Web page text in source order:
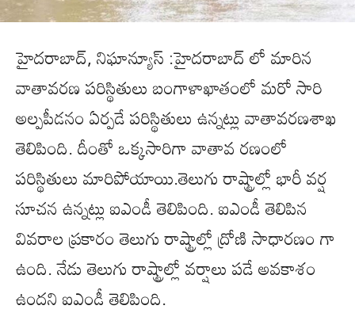
హైదరాబాద్, నిఘాన్యూస్ :హైదరాబాద్ లో మారిన
వాతావరణ పరిస్థితులు బంగాళాఖాతంలో మరో సారి
అల్పపీడనం ఏర్పడే పరిస్థితులు ఉన్నట్లు వాతావరణశాఖ
తెలిపింది. దీంతో ఒక్కసారిగా వాతావ రణంలో
పరిస్థితులు మారిపోయాయి.తెలుగు రాష్ట్రాల్లో భారీ వర్ష
సూచన ఉన్నట్లు ఐఎండీ తెలిపింది. ఐఎండీ తెలిపిన
వివరాల ప్రకారం తెలుగు రాష్ట్రాల్లో ద్రోణి సాధారణం గా
ఉంది. నేడు తెలుగు రాష్ట్రాల్లో వర్షాలు పడే అవకాశం
ఉందని ఐఎండీ తెలిపింది.